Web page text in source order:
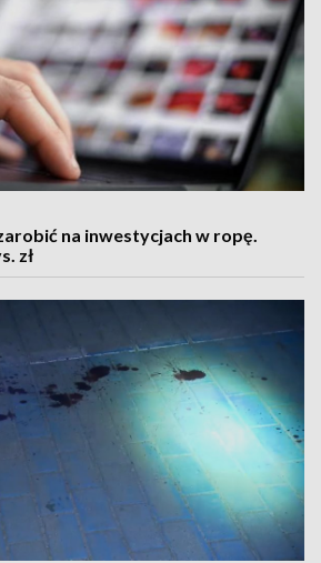
na inwestycjach w ropę.
zł